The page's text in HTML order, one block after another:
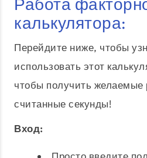
калькулятора:
Перейдите ниже, чтобы
использовать этот
чтобы получить желаемые
считанные секунды!
Вход: